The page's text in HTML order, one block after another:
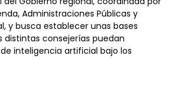
Administraciones Públicas y
y busca establecer unas bases
distintas consejerías puedan
inteligencia artificial bajo los